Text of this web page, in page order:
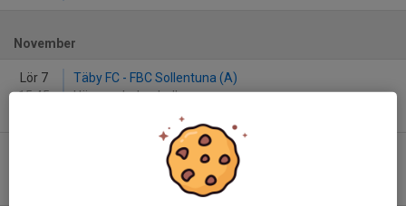
November
Lör 7
15:45
Täby FC - FBC Sollentuna (A)
Hägerneholmshallen
IFK Haninge (A) - Täby FC
Lyckeby Sporthall